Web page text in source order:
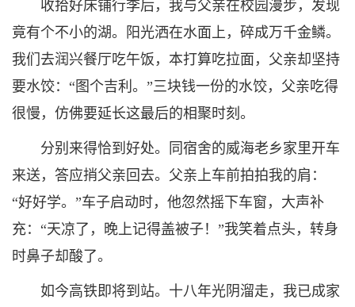
收拾好床铺行李后，我与父亲在校园漫步，发现
竟有个不小的湖。阳光洒在水面上，碎成万千金鳞。
我们去润兴餐厅吃午饭，本打算吃拉面，父亲却坚持
要水饺：“图个吉利。”三块钱一份的水饺，父亲吃得
很慢，仿佛要延长这最后的相聚时刻。
分别来得恰到好处。同宿舍的威海老乡家里开车
来送，答应捎父亲回去。父亲上车前拍拍我的肩：
“好好学。”车子启动时，他忽然摇下车窗，大声补
充：“天凉了，晚上记得盖被子！”我笑着点头，转身
时鼻子却酸了。
如今高铁即将到站。十八年光阴溜走，我已成家